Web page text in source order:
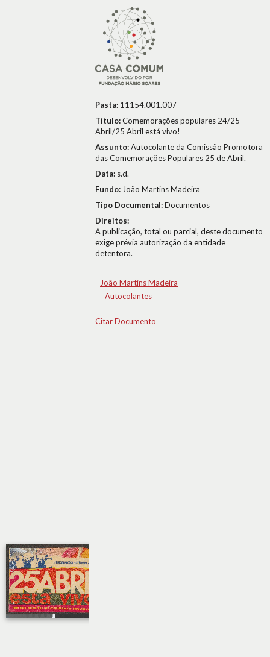
Pasta: 11154.001.007
Título:Comemorações populares 24/25
Abril/25 Abril está vivo!
Assunto:Autocolante da Comissão Promotora
das Comemorações Populares 25 de Abril.
Data: s.d.
Fundo: João Martins Madeira
Tipo Documental:Documentos
Direitos:
A publicação, total ou parcial, deste documento
exige prévia autorização da entidade
detentora.
João Martins Madeira
Autocolantes
Citar Documento